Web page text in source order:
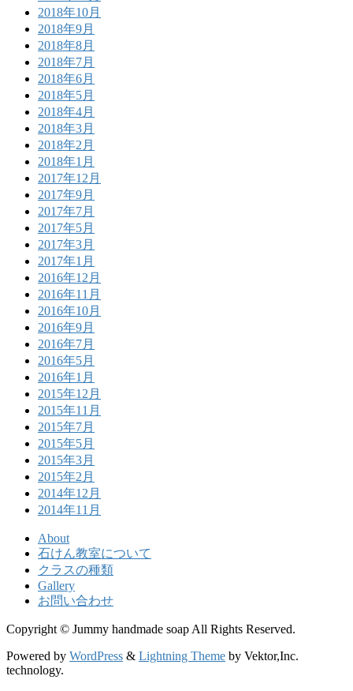
2018年10月
2018年9月
2018年8月
2018年7月
2018年6月
2018年5月
2018年4月
2018年3月
2018年2月
2018年1月
2017年12月
2017年9月
2017年7月
2017年5月
2017年3月
2017年1月
2016年12月
2016年11月
2016年10月
2016年9月
2016年7月
2016年5月
2016年1月
2015年12月
2015年11月
2015年7月
2015年5月
2015年3月
2015年2月
2014年12月
2014年11月
About
石けん教室について
クラスの種類
Gallery
お問い合わせ
Copyright © Jummy handmade soap All Rights Reserved.
Powered by WordPress & Lightning Theme by Vektor,Inc.
technology.